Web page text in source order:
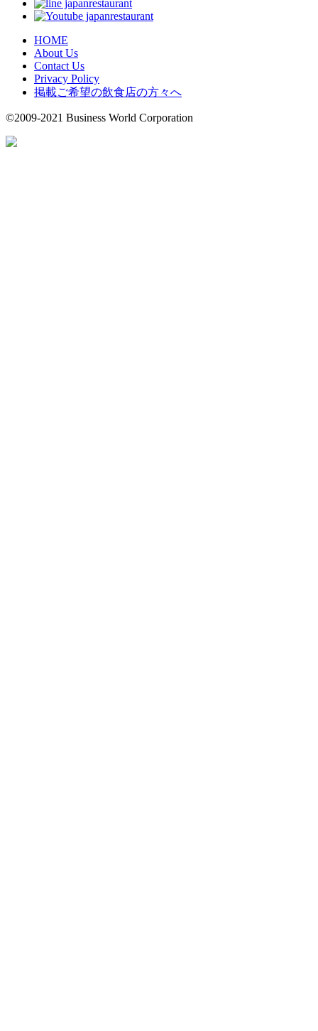
HOME
About Us
Contact Us
Privacy Policy
掲載ご希望の飲食店の方々へ
©2009-2021 Business World Corporation